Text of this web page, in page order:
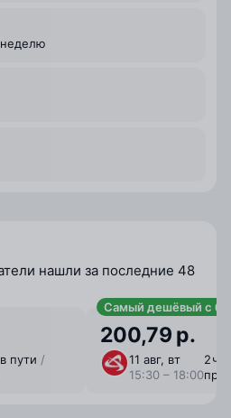
неделю
нашли за последние 48
пути /
Самый дешёвый с
200,79 р.
11 авг, вт
15:30 – 18:00
2 ⁠ч